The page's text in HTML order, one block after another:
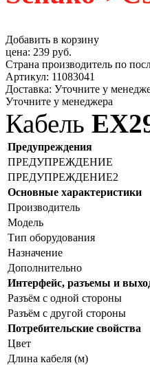
Добавить в корзину
цена: 239 руб.
Страна производитель по
Артикул: 11083041
Доставка: Уточните у
Уточните у менеджера
Кабель
Предупреждения
ПРЕДУПРЕЖДЕНИЕ
ПРЕДУПРЕЖДЕНИЕ2
Основные характеристики
Производитель
Модель
Тип оборудования
Назначение
Дополнительно
Интерфейс, разъемы и
Разъём с одной стороны
Разъём с другой стороны
Потребительские свойства
Цвет
Длина кабеля (м)